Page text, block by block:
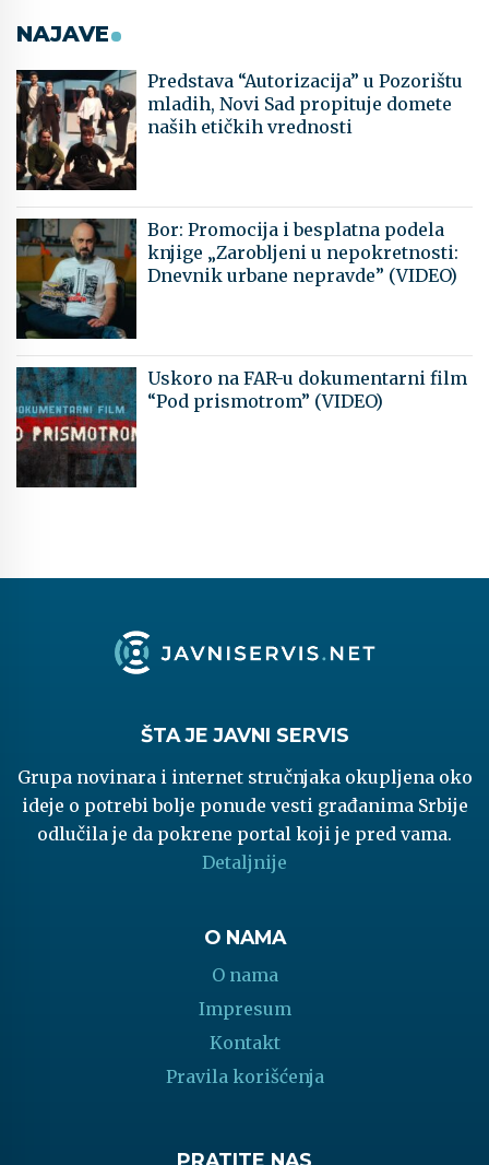
NAJAVE
Predstava “Autorizacija” u Pozorištu
mladih, Novi Sad propituje domete
naših etičkih vrednosti
Bor: Promocija i besplatna podela
knjige „Zarobljeni u nepokretnosti:
Dnevnik urbane nepravde” (VIDEO)
Uskoro na FAR-u dokumentarni film
“Pod prismotrom” (VIDEO)
ŠTA JE JAVNI SERVIS
Grupa novinara i internet stručnjaka okupljena oko
ideje o potrebi bolje ponude vesti građanima Srbije
odlučila je da pokrene portal koji je pred vama.
Detaljnije
O NAMA
O nama
Impresum
Kontakt
Pravila korišćenja
PRATITE NAS